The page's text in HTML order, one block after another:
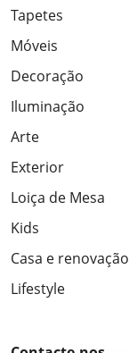
Tapetes
Móveis
Decoração
Iluminação
Arte
Exterior
Loiça de Mesa
Kids
Casa e renovação
Lifestyle